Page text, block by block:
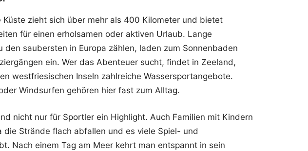
Küste zieht sich über mehr als 400 Kilometer und bietet
für einen erholsamen oder aktiven Urlaub. Lange
den saubersten in Europa zählen, laden zum Sonnenbaden
ein. Wer das Abenteuer sucht, findet in Zeeland,
westfriesischen Inseln zahlreiche Wassersportangebote.
Windsurfen gehören hier fast zum Alltag.
nicht nur für Sportler ein Highlight. Auch Familien mit Kindern
die Strände flach abfallen und es viele Spiel- und
Nach einem Tag am Meer kehrt man entspannt in sein